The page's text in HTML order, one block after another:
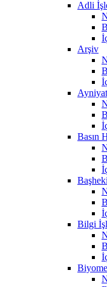
Adli
Arşiv
Basın
Bilgi